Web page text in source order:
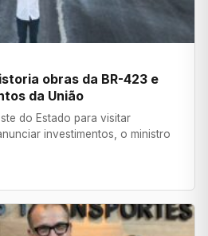
obras da BR-423 e
da União
do Estado para visitar
investimentos, o ministro